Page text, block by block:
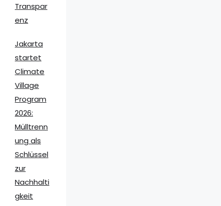
Transpar
enz
Jakarta
startet
Climate
Village
Program
2026:
Mülltrenn
ung als
Schlüssel
zur
Nachhalti
gkeit